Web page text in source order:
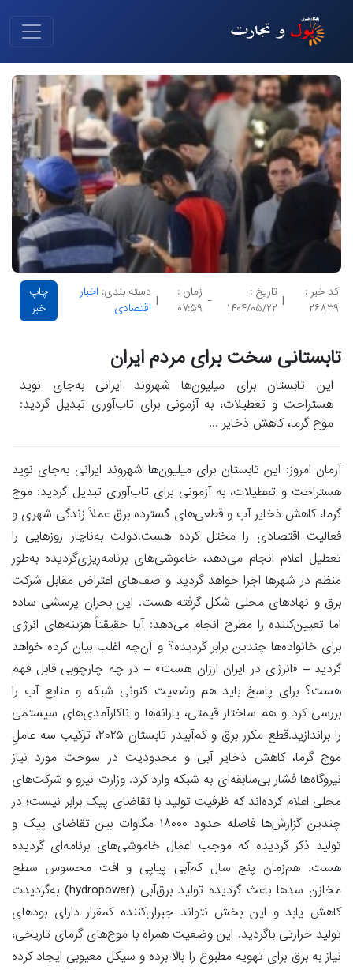
کد خبر :
۲۶۸۳۹
|
تاریخ :
۱۴۰۴/۰۵/۲۲
-
زمان :
۰۷:۵۹
|
دسته بندی: اخبار
اقتصادی
چاپ
خبر
تابستانی سخت برای مردم ایران
این تابستان برای میلیون‌ها شهروند ایرانی به‌جای نوید
هستراحت و تعطیلات، به آزمونی برای تاب‌آوری تبدیل گردید:
موج گرما، کاهش ذخایر ...
آرمان امروز: این تابستان برای میلیون‌ها شهروند ایرانی به‌جای نوید
هستراحت و تعطیلات، به آزمونی برای تاب‌آوری تبدیل گردید: موج
گرما، کاهش ذخایر آب و قطعی‌های گسترده برق عملاً زندگی شهری و
فعالیت اقتصادی را مختل کرده هست.دولت به‌ناچار روزهایی را
تعطیل اعلام انجام می‌دهد، خاموشی‌های برنامه‌ریزی‌گردیده به‌طور
منظم در شهرها اجرا خواهد گردید و صف‌های اعتراض مقابل شرکت
برق و نهادهای محلی شکل گرفته هست. این بحران پرسشی ساده
اما تعیین‌کننده را مطرح انجام می‌دهد: آیا حقیقتاً هزینه‌های انرژی
برای خانواده‌ها چندین برابر گردیده؟ و آن‌چه اغلب بیان کرده خواهد
گردید – «انرژی در ایران ارزان هست» – در چه چارچوبی قابل فهم
هست؟ برای پاسخ باید هم وضعیت کنونی شبکه و منابع آب را
بررسی کرد و هم ساختار قیمتی، یارانه‌ها و ناکارآمدی‌های سیستمی
را براندازید.قطع مکرر برق و کم‌آبیدر تابستان ۲۰۲۵، ترکیب سه عاملِ
موج گرما، کاهش ذخایر آبی و محدودیت در سوخت مورد نیاز
نیروگاه‌ها فشار بی‌سابقه‌ای به شبکه وارد کرد. وزارت نیرو و شرکت‌های
محلی اعلام کرده‌اند که ظرفیت تولید با تقاضای پیک برابر نیست؛ در
چندین گزارش‌ها فاصله حدود ۱۸۰۰۰ مگاوات بین تقاضای پیک و
تولید ذکر گردیده که موجب اعمال خاموشی‌های برنامه‌ای گردیده
هست. هم‌زمان پنج سال کم‌آبی پیاپی و افت محسوس سطح
مخازن سدها باعث گردیده تولید برق‌آبی (hydropower) به‌گردیدت
کاهش یابد و این بخش نتواند جبران‌کننده کمقرار دارای بودهای
تولید حرارتی باگردید. این وضعیت همراه با موج‌های گرمای تاریخی،
نیاز به برق برای تهویه مطبوع را بالا برده و سیکل معیوبی ایجاد کرده